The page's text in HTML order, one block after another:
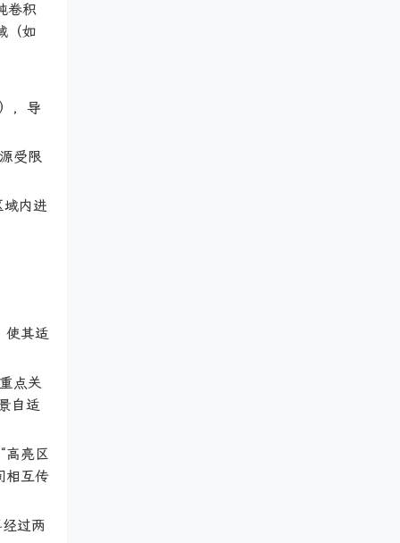
卷积
（如
，导
受限
内进
使其适
点关
自适
高亮区
相互传
过两